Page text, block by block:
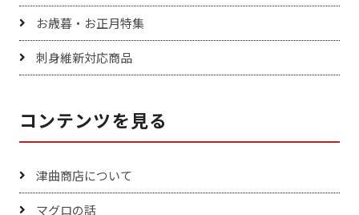
お歳暮・お正月特集
刺身維新対応商品
コンテンツを見る
津曲商店について
マグロの話